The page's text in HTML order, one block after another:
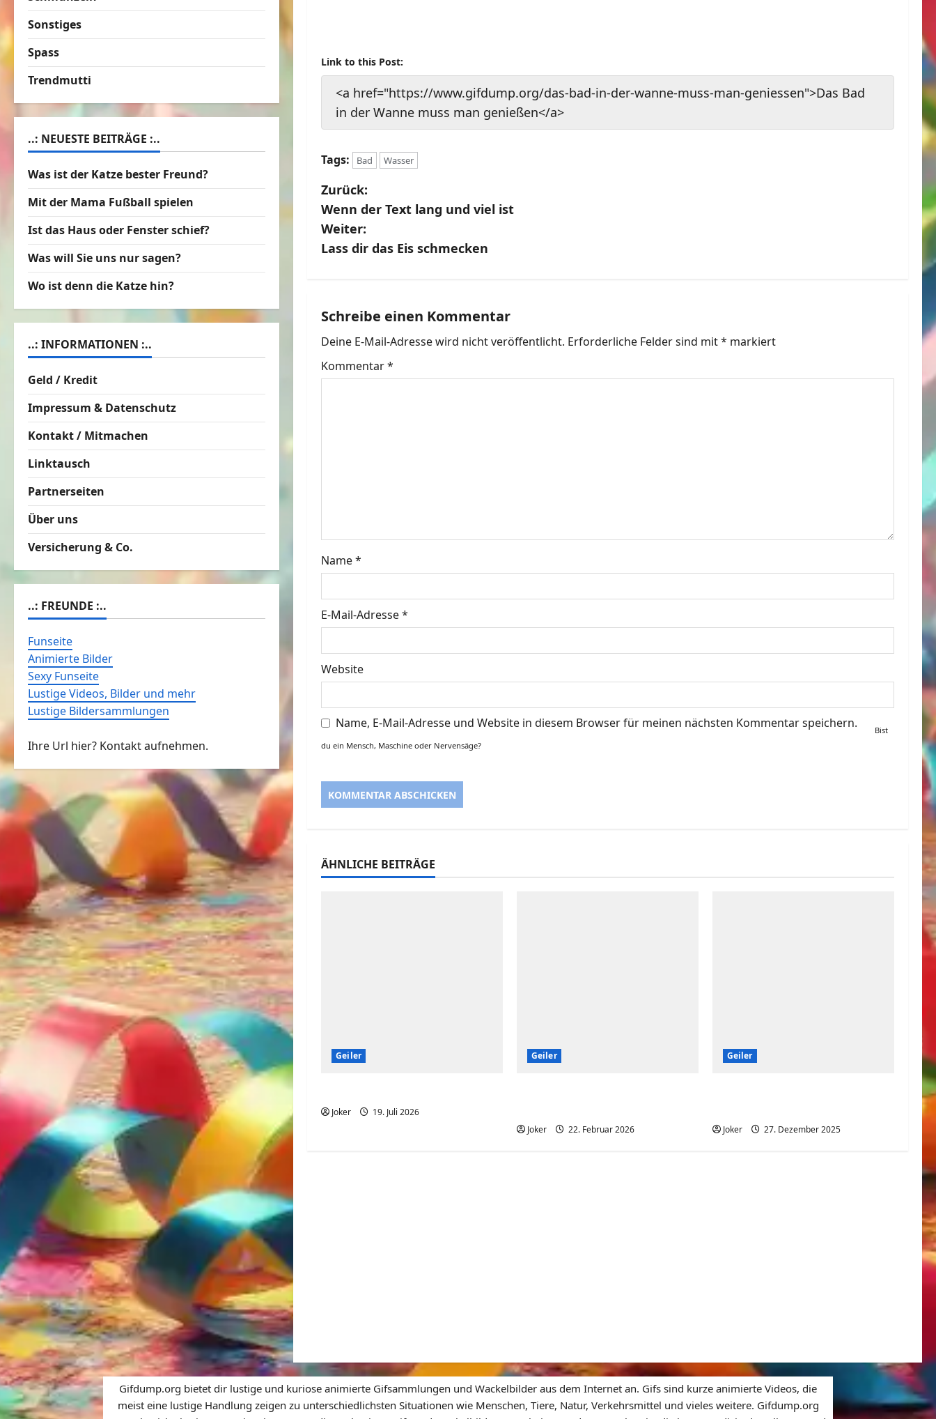
Link to this Post:
<a href="https://www.gifdump.org/das-bad-in-der-wanne-muss-man-geniessen">Das Bad
in der Wanne muss man genießen</a>
Tags: Bad Wasser
B
e
i
r
a
g
g
a
t
i
o
n
Zurück:
Wenn der Text lang und viel ist
Weiter:
Lass dir das Eis schmecken
Schreibe einen Kommentar
Deine E-Mail-Adresse wird nicht veröffentlicht. Erforderliche Felder sind mit* markiert
Kommentar*
Name*
E-Mail-Adresse*
Website
Name, E-Mail-Adresse und Website in diesem Browser für meinen nächsten Kommentar speichern.
Bist
du ein Mensch, Maschine oder Nervensäge?
ÄHNLICHE BEITRÄGE
Geiler
Joker 19. Juli 2026
Geiler
Joker 22. Februar 2026
Geiler
Joker 27. Dezember 2025
Sonstiges
Spass
Trendmutti
..: NEUESTE BEITRÄGE :..
Was ist der Katze bester Freund?
Mit der Mama Fußball spielen
Ist das Haus oder Fenster schief?
Was will Sie uns nur sagen?
Wo ist denn die Katze hin?
..: INFORMATIONEN :..
Geld / Kredit
Impressum & Datenschutz
Kontakt / Mitmachen
Linktausch
Partnerseiten
Über uns
Versicherung & Co.
..: FREUNDE :..
Funseite
Animierte Bilder
Sexy Funseite
Lustige Videos, Bilder und mehr
Lustige Bildersammlungen
Ihre Url hier? Kontakt aufnehmen.
Gifdump.org bietet dir lustige und kuriose animierte Gifsammlungen und Wackelbilder aus dem Internet an. Gifs sind kurze animierte Videos, die
meist eine lustige Handlung zeigen zu unterschiedlichsten Situationen wie Menschen, Tiere, Natur, Verkehrsmittel und vieles weitere. Gifdump.org